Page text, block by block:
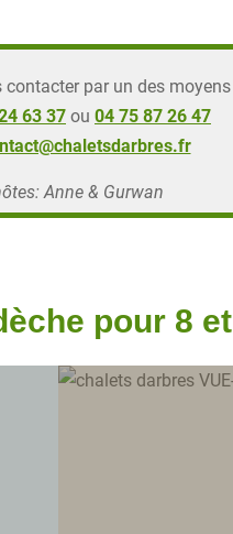
par un des
63 37 ou 04 75 87 26 47
Anne & Gurwan
pour 8